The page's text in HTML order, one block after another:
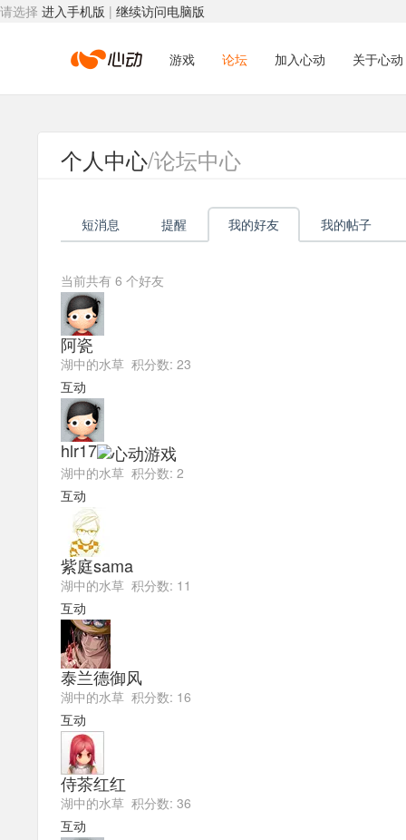
请选择 进入手机版 | 继续访问电脑版
心
动
络
游戏 论坛 加入心动 关于心动
个人中心/论坛中心
短消息 提醒 我的好友 我的帖子
当前共有 6 个好友
阿瓷
湖中的水草 积分数: 23
互动
hlr17
湖中的水草 积分数: 2
互动
紫庭sama
湖中的水草 积分数: 11
互动
泰兰德御风
湖中的水草 积分数: 16
互动
侍茶红红
湖中的水草 积分数: 36
互动